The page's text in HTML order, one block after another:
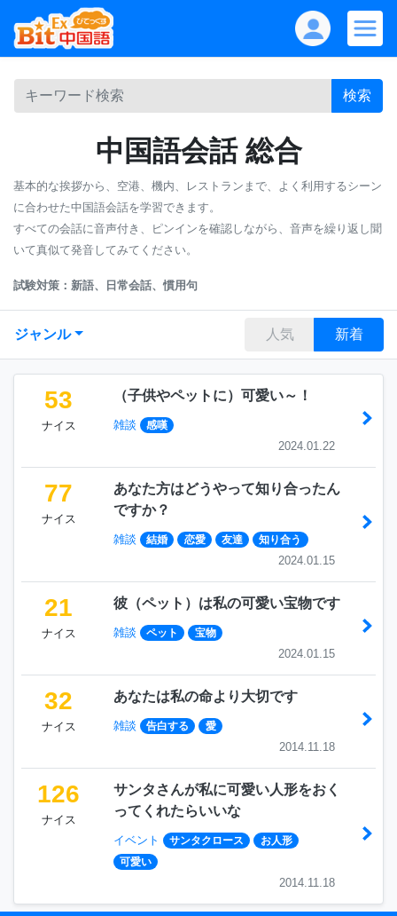
検索
中国語会話 総合
基本的な挨拶から、空港、機内、レストランまで、よく利用するシーン
に合わせた中国語会話を学習できます。
すべての会話に音声付き、ピンインを確認しながら、音声を繰り返し聞
いて真似て発音してみてください。
試験対策：新語、日常会話、慣用句
ジャンル 人気 新着
53
ナイス
（子供やペットに）可愛い～！
雑談 感嘆
2024.01.22
77
ナイス
あなた方はどうやって知り合ったん
ですか？
雑談 結婚 恋愛 友達 知り合う
2024.01.15
21
ナイス
彼（ペット）は私の可愛い宝物です
雑談 ペット 宝物
2024.01.15
32
ナイス
あなたは私の命より大切です
雑談 告白する 愛
2014.11.18
126
ナイス
サンタさんが私に可愛い人形をおく
ってくれたらいいな
イベント サンタクロース
お人形
可愛い
2014.11.18